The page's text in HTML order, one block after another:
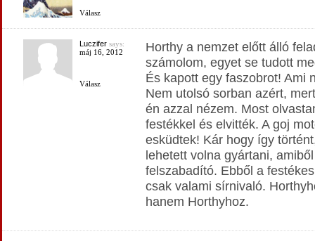
Válasz
Luczifersays:
máj 16, 2012
Válasz
Horthy a nemzet előtt álló
számolom, egyet se tudott
És kapott egy faszobrot! Ami
Nem utolsó sorban azért,
én azzal nézem. Most
festékkel és elvitték. A goj
esküdtek! Kár hogy így
lehetett volna gyártani,
felszabadító. Ebből a
csak valami sírnivaló.
hanem Horthyhoz.